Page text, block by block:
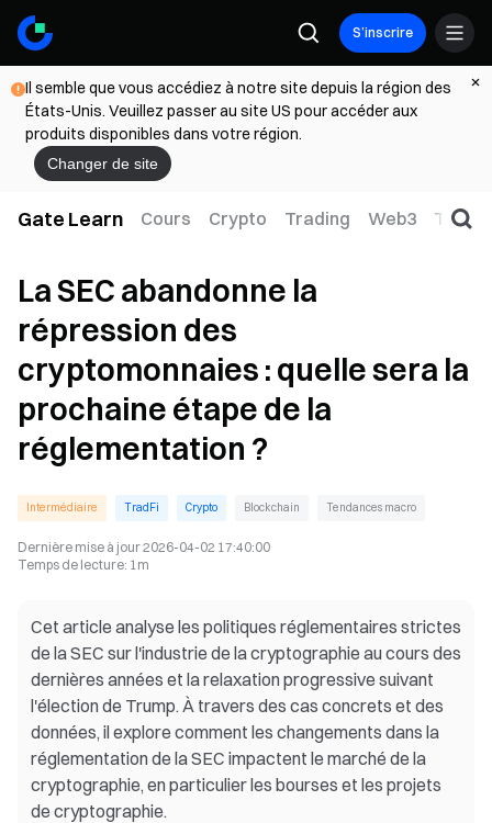
S’inscrire
Il semble que vous accédiez à notre site depuis la région des
États-Unis. Veuillez passer au site US pour accéder aux
produits disponibles dans votre région.
Changer de site
Gate Learn Cours Crypto Trading Web3 TradFi
La SEC abandonne la
répression des
cryptomonnaies : quelle sera la
prochaine étape de la
réglementation ?
Intermédiaire TradFi Crypto Blockchain Tendances macro
Dernière mise à jour2026-04-02 17:40:00
Temps de lecture: 1m
Cet article analyse les politiques réglementaires strictes
de la SEC sur l'industrie de la cryptographie au cours des
dernières années et la relaxation progressive suivant
l'élection de Trump. À travers des cas concrets et des
données, il explore comment les changements dans la
réglementation de la SEC impactent le marché de la
cryptographie, en particulier les bourses et les projets
de cryptographie.